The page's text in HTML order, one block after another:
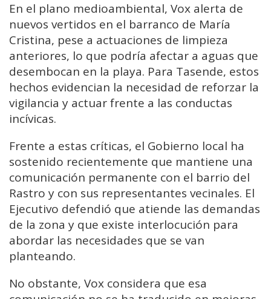
En el plano medioambiental, Vox alerta de
nuevos vertidos en el barranco de María
Cristina, pese a actuaciones de limpieza
anteriores, lo que podría afectar a aguas que
desembocan en la playa. Para Tasende, estos
hechos evidencian la necesidad de reforzar la
vigilancia y actuar frente a las conductas
incívicas.
Frente a estas críticas, el Gobierno local ha
sostenido recientemente que mantiene una
comunicación permanente con el barrio del
Rastro y con sus representantes vecinales. El
Ejecutivo defendió que atiende las demandas
de la zona y que existe interlocución para
abordar las necesidades que se van
planteando.
No obstante, Vox considera que esa